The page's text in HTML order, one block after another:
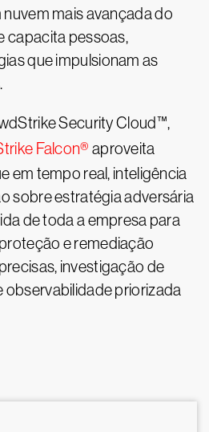
mais avançada do
capacita pessoas,
que impulsionam as
Security Cloud™,
Falcon® aproveita
em tempo real, inteligência
sobre estratégia adversária
de toda a empresa para
e remediação
investigação de
observabilidade priorizada